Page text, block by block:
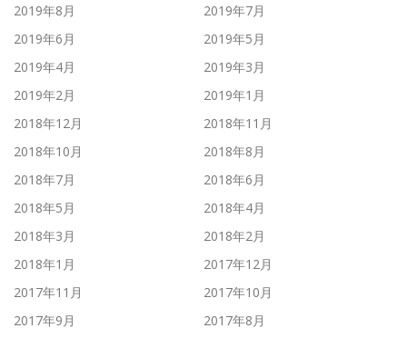
2019年8月
2019年7月
2019年6月
2019年5月
2019年4月
2019年3月
2019年2月
2019年1月
2018年12月
2018年11月
2018年10月
2018年8月
2018年7月
2018年6月
2018年5月
2018年4月
2018年3月
2018年2月
2018年1月
2017年12月
2017年11月
2017年10月
2017年9月
2017年8月